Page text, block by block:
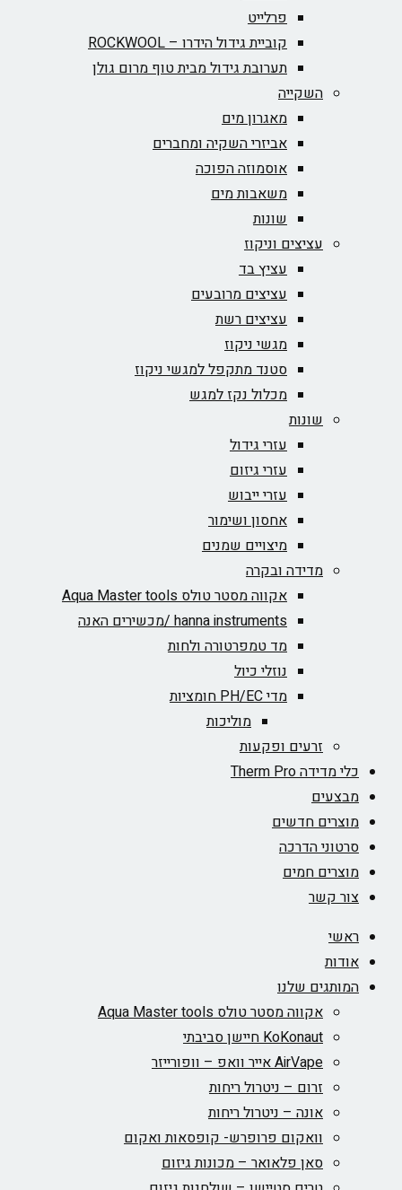
פרלייט
קוביית גידול הידרו – ROCKWOOL‏
תערובת גידול מבית טוף מרום גולן
השקייה
מאגרון מים
אביזרי השקיה ומחברים
אוסמוזה הפוכה
משאבות מים
שונות
עציצים וניקוז
עציץ בד
עציצים מרובעים
עציצים רשת
מגשי ניקוז
סטנד מתקפל למגשי ניקוז
מכלול נקז למגש
שונות
עזרי גידול
עזרי גיזום
עזרי ייבוש
אחסון ושימור
מיצויים שמנים
מדידה ובקרה
אקווה מסטר טולס Aqua Master tools
hanna instruments /מכשירים האנה
מד טמפרטורה ולחות
נוזלי כיול
מדי PH/EC חומציות
מוליכות
זרעים ופקעות
כלי מדידה Therm Pro
מבצעים
מוצרים חדשים
סרטוני הדרכה
מוצרים חמים
צור קשר
ראשי
אודות
המותגים שלנו
אקווה מסטר טולס Aqua Master tools
KoKonaut חיישן סביבתי
AirVape אייר וואפ – וופורייזר
זרום – ניטרול ריחות
אונה – ניטרול ריחות
וואקום פרופרש- קופסאות ואקום
סאן פלאואר – מכונות גיזום